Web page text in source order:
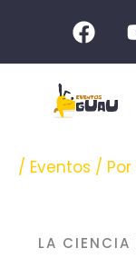
contenido
F
a
c
e
b
o
k
/ Eventos / Por
LA CIENCIA